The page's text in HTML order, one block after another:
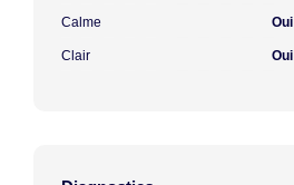
Calme Oui
Clair Oui